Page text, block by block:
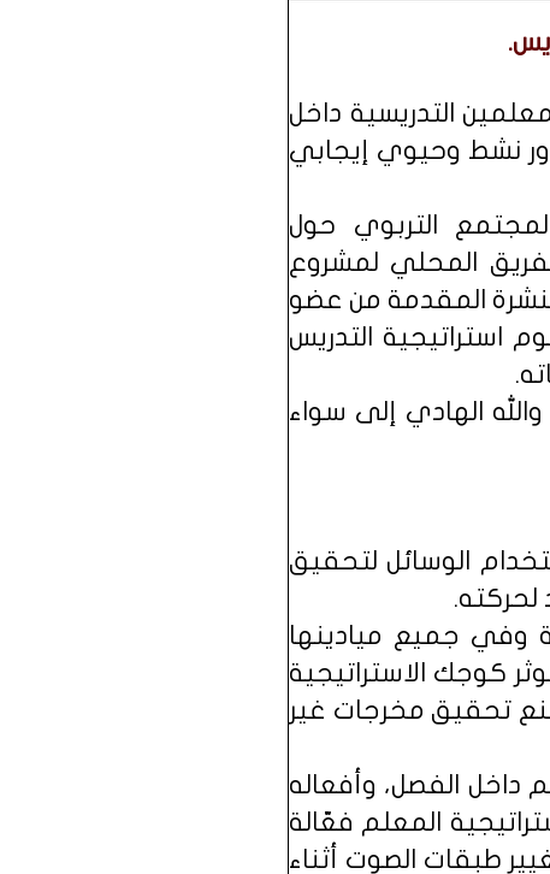
التدريسية داخل
نشط وحيوي إيجابي
التربوي حول
المحلي لمشروع
المقدمة من عضو
استراتيجية التدريس
الهادي إلى سواء
الوسائل لتحقيق
لحركته.
وفي جميع ميادينها
كوجك الاستراتيجية
تحقيق مخرجات غير
داخل الفصل، وأفعاله
المعلم فعّالة
طبقات الصوت أثناء